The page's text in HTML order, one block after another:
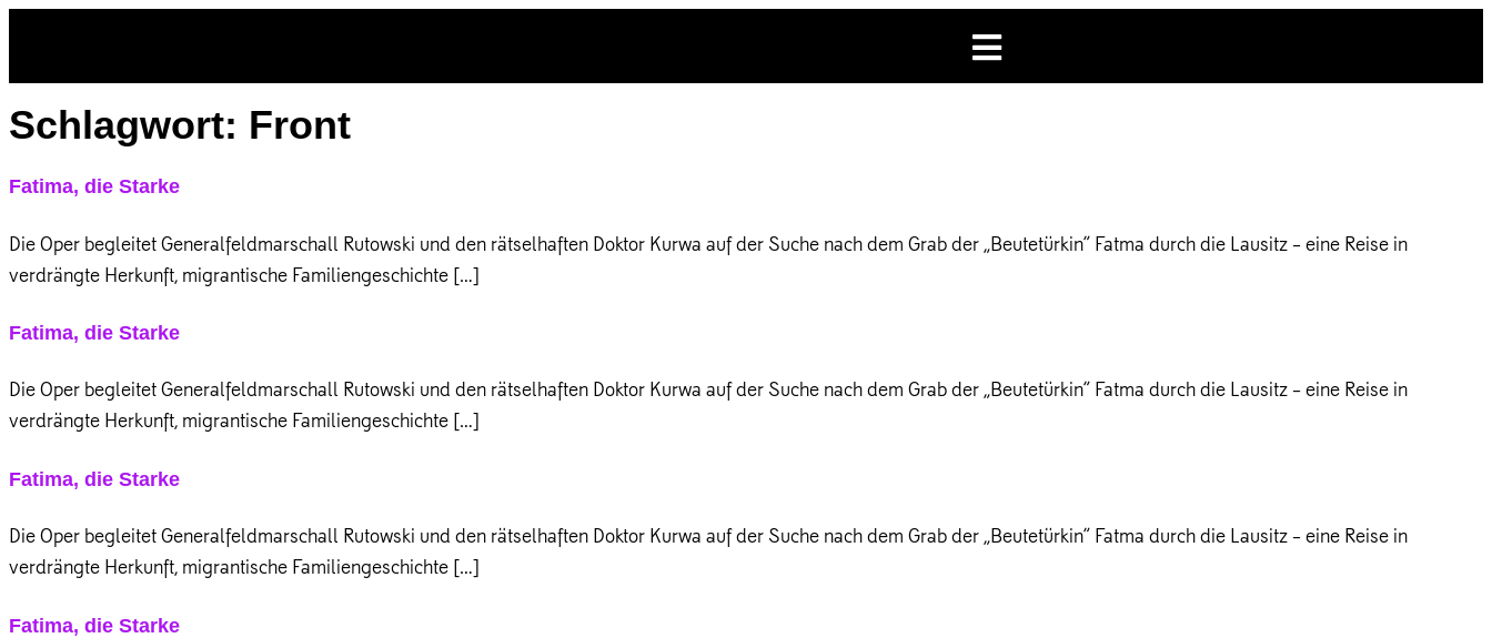
Schlagwort: Front
Fatima, die Starke
Die Oper begleitet Generalfeldmarschall Rutowski und den rätselhaften Doktor Kurwa auf der Suche nach dem Grab der „Beutetürkin“ Fatma durch die Lausitz – eine Reise in
verdrängte Herkunft, migrantische Familiengeschichte […]
Fatima, die Starke
Die Oper begleitet Generalfeldmarschall Rutowski und den rätselhaften Doktor Kurwa auf der Suche nach dem Grab der „Beutetürkin“ Fatma durch die Lausitz – eine Reise in
verdrängte Herkunft, migrantische Familiengeschichte […]
Fatima, die Starke
Die Oper begleitet Generalfeldmarschall Rutowski und den rätselhaften Doktor Kurwa auf der Suche nach dem Grab der „Beutetürkin“ Fatma durch die Lausitz – eine Reise in
verdrängte Herkunft, migrantische Familiengeschichte […]
Fatima, die Starke